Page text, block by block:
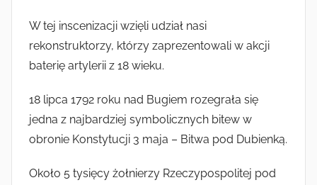
W tej inscenizacji wzięli udział nasi
rekonstruktorzy, którzy zaprezentowali w akcji
baterię artylerii z 18 wieku.
18 lipca 1792 roku nad Bugiem rozegrała się
jedna z najbardziej symbolicznych bitew w
obronie Konstytucji 3 maja – Bitwa pod Dubienką.
Około 5 tysięcy żołnierzy Rzeczypospolitej pod